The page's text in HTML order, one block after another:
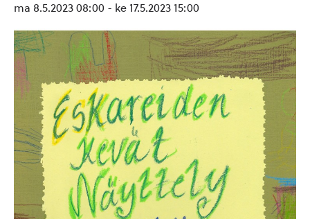
ma 8.5.2023 08:00 - ke 17.5.2023 15:00